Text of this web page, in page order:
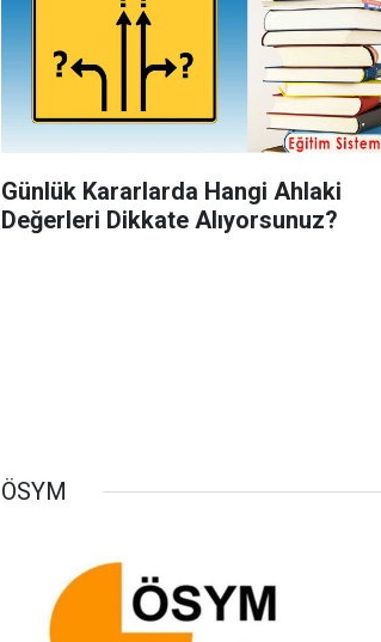
Günlük Kararlarda Hangi Ahlaki
Değerleri Dikkate Alıyorsunuz?
ÖSYM